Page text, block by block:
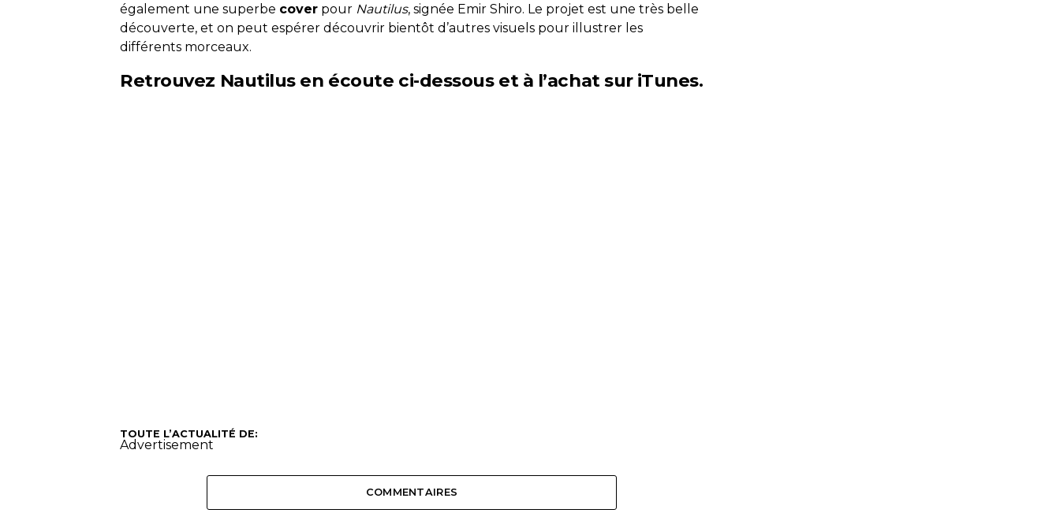
également une superbe cover pour Nautilus, signée Emir Shiro. Le projet est une très belle
découverte, et on peut espérer découvrir bientôt d’autres visuels pour illustrer les
différents morceaux.
Retrouvez Nautilus en écoute ci-dessous et à l’achat sur iTunes.
TOUTE L’ACTUALITÉ DE:
Advertisement
COMMENTAIRES